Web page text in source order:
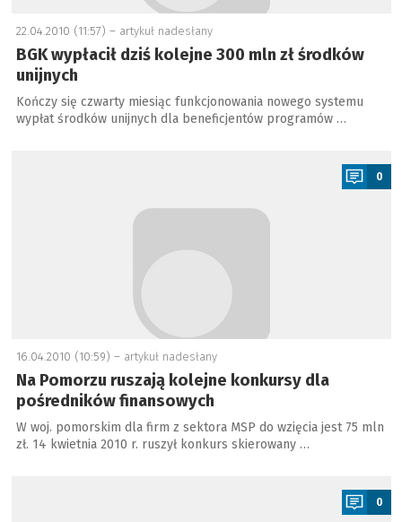
22.04.2010 (11:57) – artykuł nadesłany
BGK wypłacił dziś kolejne 300 mln zł środków
unijnych
Kończy się czwarty miesiąc funkcjonowania nowego systemu
wypłat środków unijnych dla beneficjentów programów …
0
16.04.2010 (10:59) – artykuł nadesłany
Na Pomorzu ruszają kolejne konkursy dla
pośredników finansowych
W woj. pomorskim dla firm z sektora MSP do wzięcia jest 75 mln
zł. 14 kwietnia 2010 r. ruszył konkurs skierowany …
0